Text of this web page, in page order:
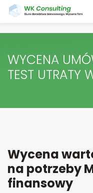
WYCENA
TEST UTRATY
Wycena
na potrzeby
finansowy